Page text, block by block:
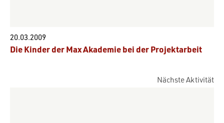
20.03.2009
Die Kinder der Max Akademie bei der Projektarbeit
Nächste Aktivität